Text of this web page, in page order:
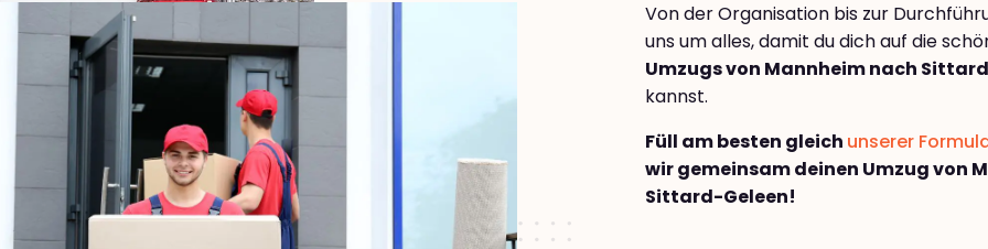
Von der Organisation bis zur
uns um alles, damit du dich auf die
Umzugs von Mannheim nach
kannst.
Füll am besten gleich unserer
wir gemeinsam deinen Umzug von
Sittard-Geleen!